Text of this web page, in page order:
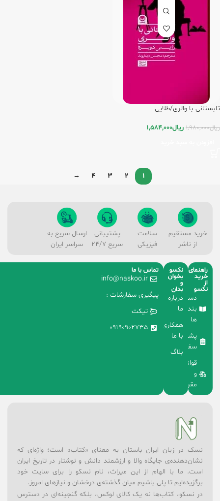
تابستانی با والری/طلایی
ریال1,980,000 ریال1,584,000
1
2
3
4
→
خرید مستقیم
از ناشر
سلامت
فیزیکی
پشتیبانی
سریع 24/7
ارسال سریع به
سراسر ایران
راهنمای
خرید
از
نکسو
دسته
بندی
ها
پشتیبانی
سفارشات
قوانین
و
مقررات
نکسو
بخوان
و
بدان
درباره
ما
همکاری
با ما
بلاگ
تماس با ما
info@naskoo.ir
پیگیری سفارشات :
تیکت
09190902735
نسک در زبان ایران باستان به معنای «کتاب» است؛ واژه‌ای که
نشان‌دهنده‌ی جایگاه والا و ارزشمند دانش و نوشتار در تاریخ ایران
است. ما با الهام از این میراث، نام نسکو را برای سایت خود
برگزیده‌ایم تا پلی باشیم میان گذشته‌ی درخشان و نیازهای امروز.
در نسکو، کتاب‌ها نه یک کالای لوکس، بلکه گنجینه‌ای در دسترس